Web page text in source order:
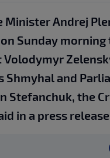
Minister Andrej
Sunday
Shmyhal and
Stefanchuk, the
in a press